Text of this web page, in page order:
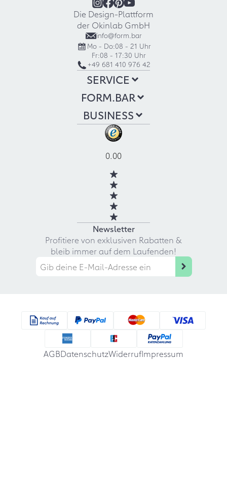
Die Design-Plattform
der Okinlab GmbH
info@form.bar
Mo - Do:08 - 21 Uhr
Fr:08 - 17:30 Uhr
+49 681 410 976 42
SERVICE
FORM.BAR
BUSINESS
0.00
Newsletter
Profitiere von exklusiven Rabatten &
bleib immer auf dem Laufenden!
AGBDatenschutzWiderrufImpressum